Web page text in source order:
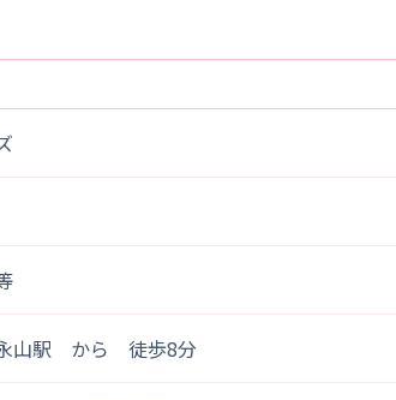
山駅 から 徒歩8分